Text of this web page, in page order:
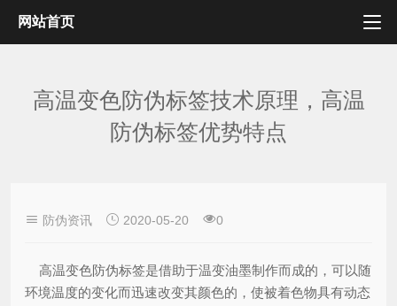
网站首页
高温变色防伪标签技术原理，高温
防伪标签优势特点
防伪资讯 2020-05-20 0
高温变色防伪标签是借助于温变油墨制作而成的，可以随
环境温度的变化而迅速改变其颜色的，使被着色物具有动态